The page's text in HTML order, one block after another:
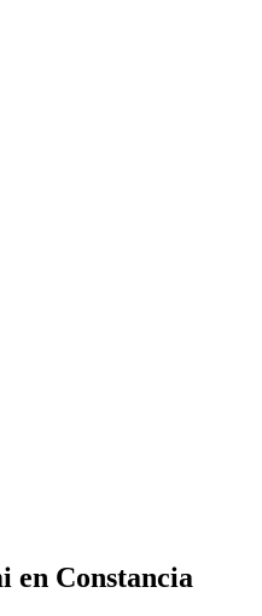
en Constancia